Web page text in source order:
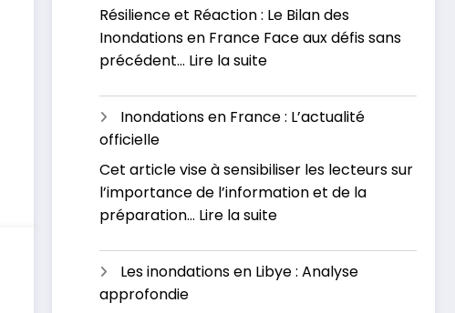
Sûr
:
Stratégies
pour
Inondations
Résilience et Réaction : Le Bilan des
Inondations en France Face aux défis sans
précédent… Lire la suite:
Réaction
Les
grandes
inondations
France
Inondations en France : L’actualité
officielle
Cet article vise à sensibiliser les lecteurs sur
l’importance de l’information et de la
préparation… Lire la suite:
France
Les inondations en Libye : Analyse
approfondie